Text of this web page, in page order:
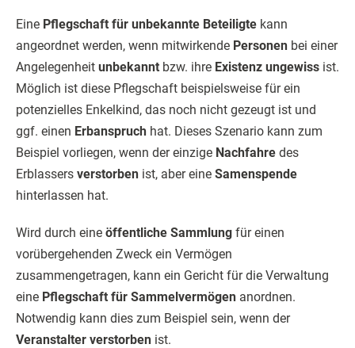
Eine Pflegschaft für unbekannte Beteiligte kann
angeordnet werden, wenn mitwirkende Personen bei einer
Angelegenheit unbekannt bzw. ihre Existenz ungewiss ist.
Möglich ist diese Pflegschaft beispielsweise für ein
potenzielles Enkelkind, das noch nicht gezeugt ist und
ggf. einen Erbanspruch hat. Dieses Szenario kann zum
Beispiel vorliegen, wenn der einzige Nachfahre des
Erblassers verstorben ist, aber eine Samenspende
hinterlassen hat.
Wird durch eine öffentliche Sammlung für einen
vorübergehenden Zweck ein Vermögen
zusammengetragen, kann ein Gericht für die Verwaltung
eine Pflegschaft für Sammelvermögen anordnen.
Notwendig kann dies zum Beispiel sein, wenn der
Veranstalter verstorben ist.